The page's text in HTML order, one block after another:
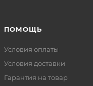
ПОМОЩЬ
Условия оплаты
Условия доставки
Гарантия на товар